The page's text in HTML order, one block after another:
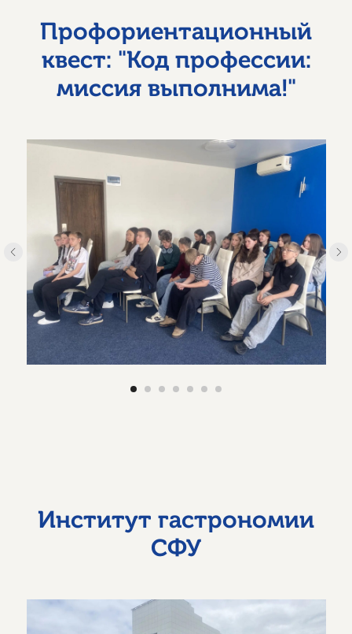
Профориентационный
квест: "Код профессии:
миссия выполнима!"
Институт гастрономии
СФУ